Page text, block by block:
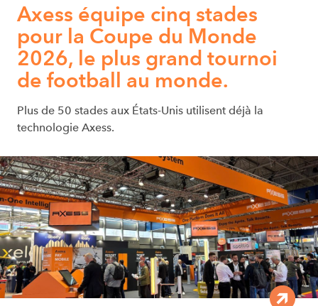
Axess équipe cinq stades
pour la Coupe du Monde
2026, le plus grand tournoi
de football au monde.
Plus de 50 stades aux États-Unis utilisent déjà la
technologie Axess.